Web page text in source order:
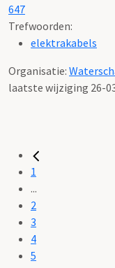
647
Trefwoorden:
elektrakabels
Organisatie:
laatste wijziging 26-
1
...
2
3
4
5